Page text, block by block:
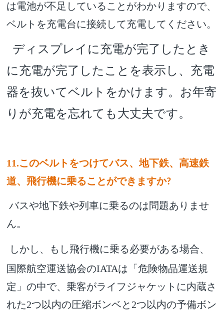
は電池が不足していることがわかりますので、
ベルトを充電台に接続して充電してください。
ディスプレイに充電が完了したとき
に充電が完了したことを表示し、充電
器を抜いてベルトをかけます。お年寄
りが充電を忘れても大丈夫です。
11.このベルトをつけてバス、地下鉄、高速鉄
道、飛行機に乗ることができますか?
バスや地下鉄や列車に乗るのは問題ありませ
ん。
しかし、もし飛行機に乗る必要がある場合、
国際航空運送協会のIATAは「危険物品運送規
定」の中で、乗客がライフジャケットに内蔵さ
れた2つ以内の圧縮ボンベと2つ以内の予備ボン